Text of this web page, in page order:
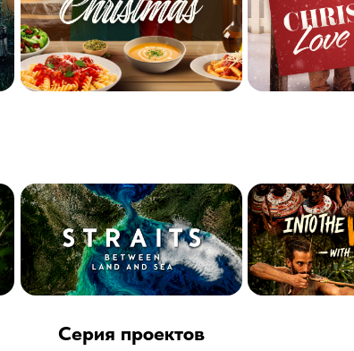
Серия проектов